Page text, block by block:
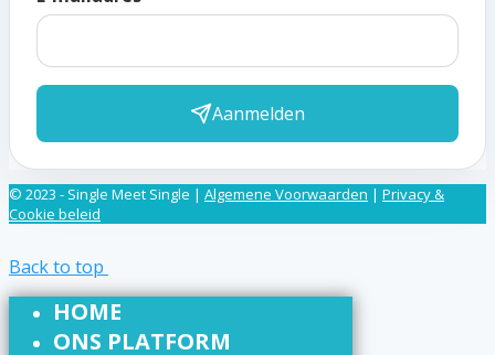
Aanmelden
© 2023 - Single Meet Single | Algemene Voorwaarden | Privacy &
Cookie beleid
Back to top
HOME
ONS PLATFORM